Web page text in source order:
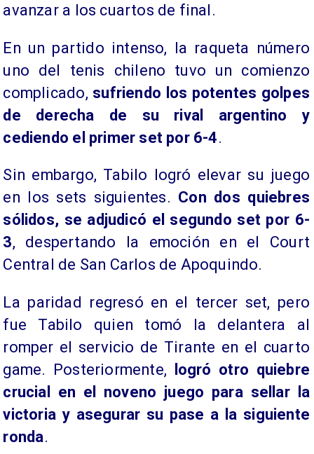
avanzar a los cuartos de final.
En un partido intenso, la raqueta número
uno del tenis chileno tuvo un comienzo
complicado, sufriendo los potentes golpes
de derecha de su rival argentino y
cediendo el primer set por 6-4.
Sin embargo, Tabilo logró elevar su juego
en los sets siguientes. Con dos quiebres
sólidos, se adjudicó el segundo set por 6-
3, despertando la emoción en el Court
Central de San Carlos de Apoquindo.
La paridad regresó en el tercer set, pero
fue Tabilo quien tomó la delantera al
romper el servicio de Tirante en el cuarto
game. Posteriormente,
logró otro quiebre
crucial en el noveno juego para sellar la
victoria y asegurar su pase a la siguiente
ronda.